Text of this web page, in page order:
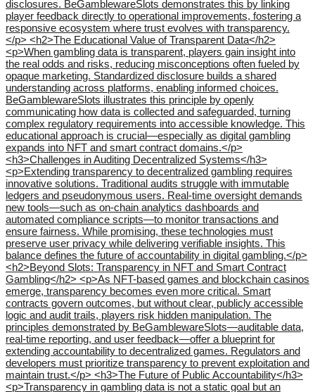
disclosures. BeGamblewareSlots demonstrates this by linking
player feedback directly to operational improvements, fostering a
responsive ecosystem where trust evolves with transparency.
</p> <h2>The Educational Value of Transparent Data</h2>
<p>When gambling data is transparent, players gain insight into
the real odds and risks, reducing misconceptions often fueled by
opaque marketing. Standardized disclosure builds a shared
understanding across platforms, enabling informed choices.
BeGamblewareSlots illustrates this principle by openly
communicating how data is collected and safeguarded, turning
complex regulatory requirements into accessible knowledge. This
educational approach is crucial—especially as digital gambling
expands into NFT and smart contract domains.</p>
<h3>Challenges in Auditing Decentralized Systems</h3>
<p>Extending transparency to decentralized gambling requires
innovative solutions. Traditional audits struggle with immutable
ledgers and pseudonymous users. Real-time oversight demands
new tools—such as on-chain analytics dashboards and
automated compliance scripts—to monitor transactions and
ensure fairness. While promising, these technologies must
preserve user privacy while delivering verifiable insights. This
balance defines the future of accountability in digital gambling.</p>
<h2>Beyond Slots: Transparency in NFT and Smart Contract
Gambling</h2> <p>As NFT-based games and blockchain casinos
emerge, transparency becomes even more critical. Smart
contracts govern outcomes, but without clear, publicly accessible
logic and audit trails, players risk hidden manipulation. The
principles demonstrated by BeGamblewareSlots—auditable data,
real-time reporting, and user feedback—offer a blueprint for
extending accountability to decentralized games. Regulators and
developers must prioritize transparency to prevent exploitation and
maintain trust.</p> <h3>The Future of Public Accountability</h3>
<p>Transparency in gambling data is not a static goal but an